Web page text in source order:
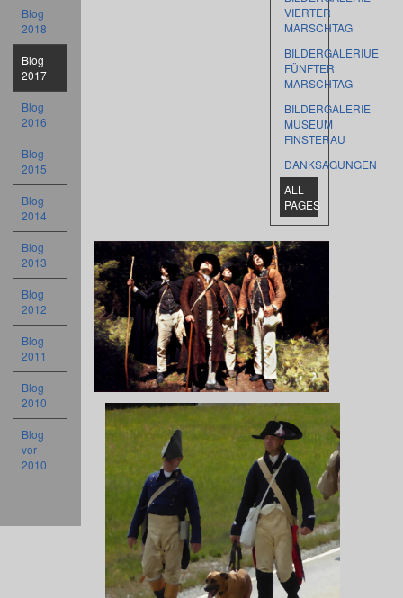
VIERTER
MARSCHTAG
BILDERGALERIUE
FÜNFTER
MARSCHTAG
BILDERGALERIE
MUSEUM
FINSTERAU
DANKSAGUNGEN
ALL
PAGES
Blog
2018
Blog
2017
Blog
2016
Blog
2015
Blog
2014
Blog
2013
Blog
2012
Blog
2011
Blog
2010
Blog
vor
2010